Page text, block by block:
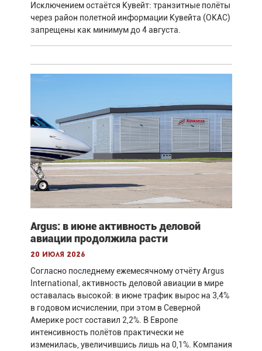
Исключением остаётся Кувейт: транзитные полёты
через район полетной информации Кувейта (OKAC)
запрещены как минимум до 4 августа.
Argus: в июне активность деловой
авиации продолжила расти
20 июля 2026
Согласно последнему ежемесячному отчёту Argus
International, активность деловой авиации в мире
оставалась высокой: в июне трафик вырос на 3,4%
в годовом исчислении, при этом в Северной
Америке рост составил 2,2%. В Европе
интенсивность полётов практически не
изменилась, увеличившись лишь на 0,1%. Компания